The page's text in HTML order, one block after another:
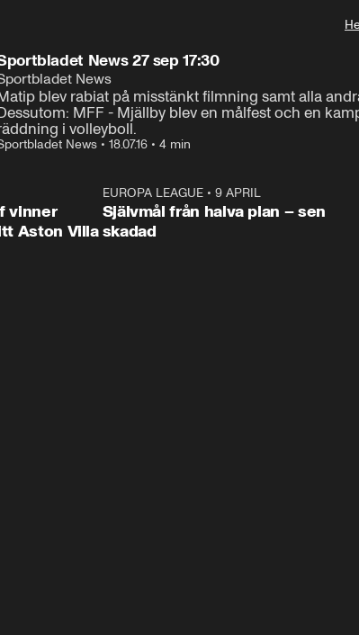
News 27 sep 17:30
News
blev rabiat på misstänkt filmning samt alla
MFF - Mjällby blev en målfest och en
i volleyboll.
News • 18.07.16 • 4 min
vinner
Aston Villa
EUROPA LEAGUE• 9 APRIL
Självmål från halva plan – sen
skadad